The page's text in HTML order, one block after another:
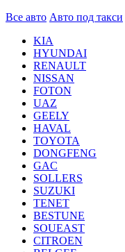
Все авто Авто под такси
KIA
HYUNDAI
RENAULT
NISSAN
FOTON
UAZ
GEELY
HAVAL
TOYOTA
DONGFENG
GAC
SOLLERS
SUZUKI
TENET
BESTUNE
SOUEAST
CITROEN